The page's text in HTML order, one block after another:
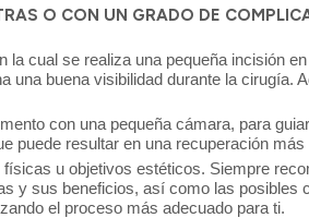
O CON UN GRADO DE
cual se realiza una pequeña incisión
buena visibilidad durante la cirugía.
con una pequeña cámara, para
puede resultar en una recuperación
u objetivos estéticos. Siempre
y sus beneficios, así como las posibles
el proceso más adecuado para ti.